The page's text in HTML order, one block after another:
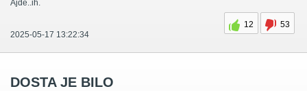
Ajde..ih.
12
53
2025-05-17 13:22:34
DOSTA JE BILO